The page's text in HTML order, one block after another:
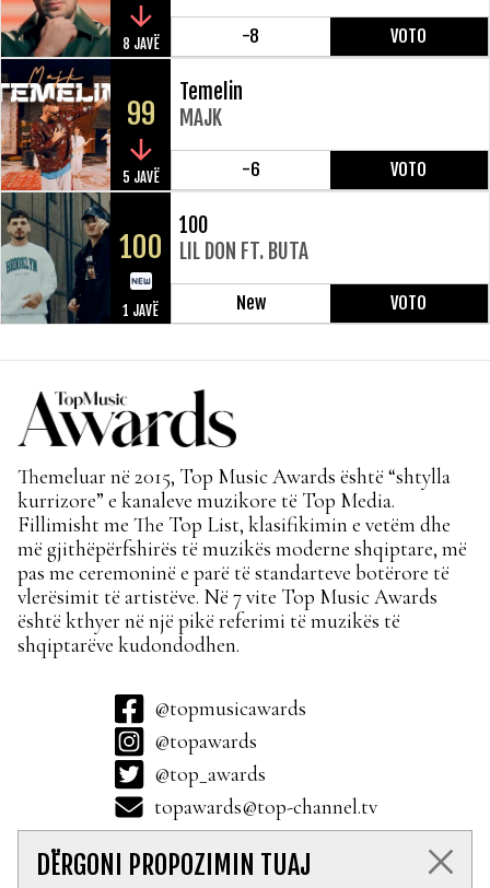
8 JAVË -8 VOTO
99
5 JAVË
Temelin
MAJK
-6 VOTO
100
1 JAVË
100
LIL DON FT. BUTA
New VOTO
DËRGONI PROPOZIMIN TUAJ
Themeluar në 2015, Top Music Awards është “shtylla
kurrizore” e kanaleve muzikore të Top Media.
Fillimisht me The Top List, klasifikimin e vetëm dhe
më gjithëpërfshirës të muzikës moderne shqiptare, më
pas me ceremoninë e parë të standarteve botërore të
vlerësimit të artistëve. Në 7 vite Top Music Awards
është kthyer në një pikë referimi të muzikës të
shqiptarëve kudondodhen.
@topmusicawards
@topawards
@top_awards
topawards@top-channel.tv